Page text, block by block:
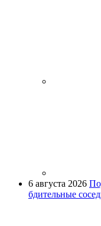
6 августа 2026
бдительные